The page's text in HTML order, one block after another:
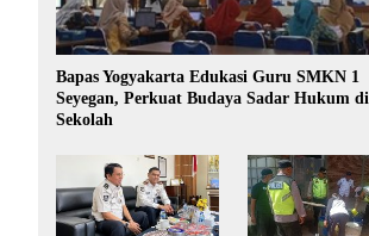
Bapas Yogyakarta Edukasi Guru SMKN 1
Seyegan, Perkuat Budaya Sadar Hukum di
Sekolah